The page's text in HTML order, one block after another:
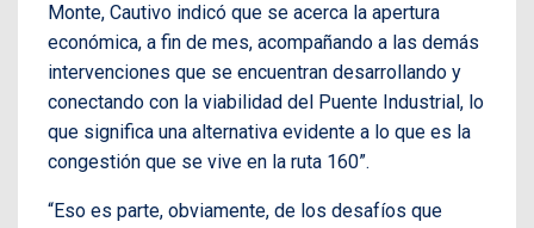
Monte, Cautivo indicó que se acerca la apertura
económica, a fin de mes, acompañando a las demás
intervenciones que se encuentran desarrollando y
conectando con la viabilidad del Puente Industrial, lo
que significa una alternativa evidente a lo que es la
congestión que se vive en la ruta 160”.
“Eso es parte, obviamente, de los desafíos que